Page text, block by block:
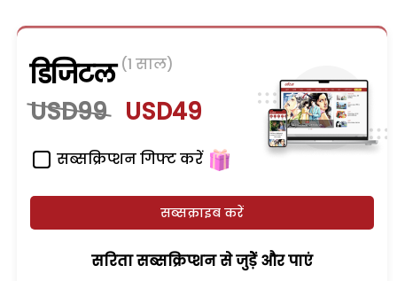
डिजिटल (1 साल)
USD99 USD49
सब्सक्रिप्शन गिफ्ट करें
सब्सक्राइब करें
सरिता सब्सक्रिप्शन से जुड़ेें और पाएं